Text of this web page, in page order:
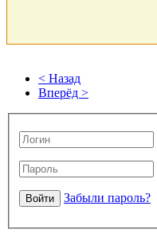
< Назад
Вперёд >
Забыли пароль?